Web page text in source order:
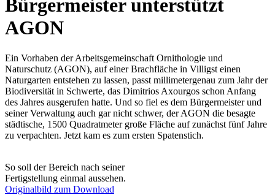
Bürgermeister unterstützt
AGON
Ein Vorhaben der Arbeitsgemeinschaft Ornithologie und
Naturschutz (AGON), auf einer Brachfläche in Villigst einen
Naturgarten entstehen zu lassen, passt millimetergenau zum Jahr der
Biodiversität in Schwerte, das Dimitrios Axourgos schon Anfang
des Jahres ausgerufen hatte. Und so fiel es dem Bürgermeister und
seiner Verwaltung auch gar nicht schwer, der AGON die besagte
städtische, 1500 Quadratmeter große Fläche auf zunächst fünf Jahre
zu verpachten. Jetzt kam es zum ersten Spatenstich.
So soll der Bereich nach seiner
Fertigstellung einmal aussehen.
Originalbild zum Download